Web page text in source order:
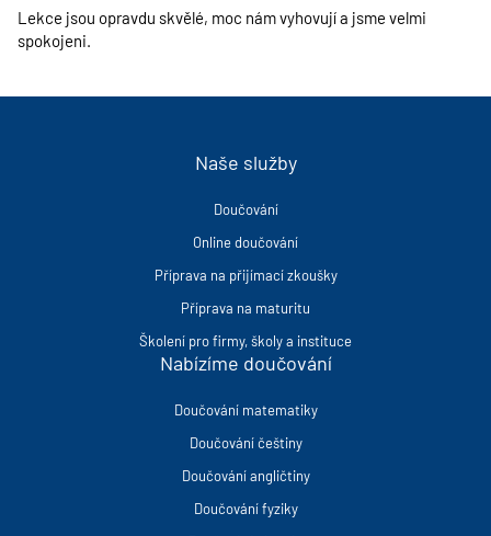
Lekce jsou opravdu skvělé, moc nám vyhovují a jsme velmi
spokojeni.
Naše služby
Doučování
Online doučování
Příprava na přijímací zkoušky
Příprava na maturitu
Školení pro firmy, školy a instituce
Nabízíme doučování
Doučování matematiky
Doučování češtiny
Doučování angličtiny
Doučování fyziky